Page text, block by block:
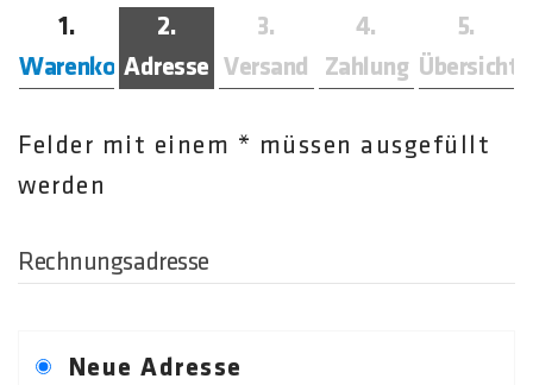
WarenkorbAdresse Versand Zahlung Übersicht
Felder mit einem * müssen ausgefüllt
werden
Rechnungsadresse
Neue Adresse